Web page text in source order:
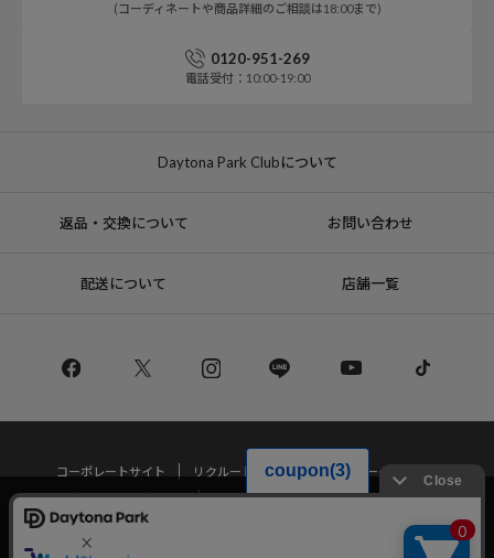
(コーディネートや商品詳細のご相談は18:00まで)
0120-951-269
電話受付：10:00-19:00
Daytona Park Clubについて
返品・交換について お問い合わせ
配送について 店舗一覧
コーポレートサイト リクルート
サステナブルマークについて
プライバシーポリシー
特定商取引法・古物営業法に基づく表記
当サイトでは利用体験の向上およびコンテンツの最適な提供、トラフィック
の分析を目的としてCookieを使用しています。